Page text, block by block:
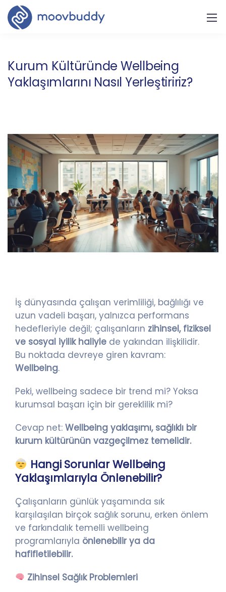
Kurum Kültüründe Wellbeing
Yaklaşımlarını Nasıl Yerleştiririz?
İş dünyasında çalışan verimliliği, bağlılığı ve
uzun vadeli başarı, yalnızca performans
hedefleriyle değil; çalışanların zihinsel, fiziksel
ve sosyal iyilik haliyle de yakından ilişkilidir.
Bu noktada devreye giren kavram:
Wellbeing.
Peki, wellbeing sadece bir trend mi? Yoksa
kurumsal başarı için bir gereklilik mi?
Cevap net: Wellbeing yaklaşımı, sağlıklı bir
kurum kültürünün vazgeçilmez temelidir.
Hangi Sorunlar Wellbeing
Yaklaşımlarıyla Önlenebilir?
Çalışanların günlük yaşamında sık
karşılaşılan birçok sağlık sorunu, erken önlem
ve farkındalık temelli wellbeing
programlarıyla önlenebilir ya da
hafifletilebilir.
Zihinsel Sağlık Problemleri